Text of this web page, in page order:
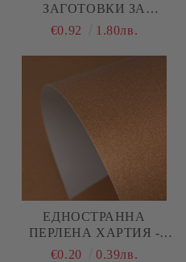
ЗАГОТОВКИ ЗА
КАРТИЧКИ - BRONZ -
€0.92 1.80лв.
ЕДНОСТРАННА
ПЕРЛЕНА ХАРТИЯ -
COPPER - A4 - 120 G/M²
€0.20 0.39лв.